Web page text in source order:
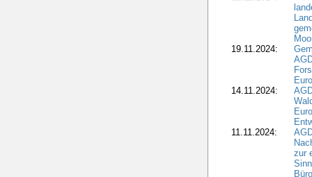
19.11.2024:
14.11.2024:
11.11.2024:
zur